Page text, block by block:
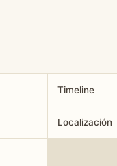
Timeline
Localización